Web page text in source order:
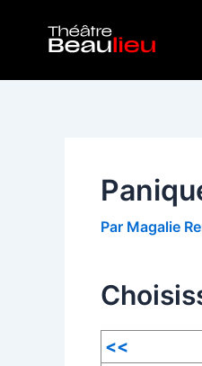
contenu
Par Magalie
<<
des
articles